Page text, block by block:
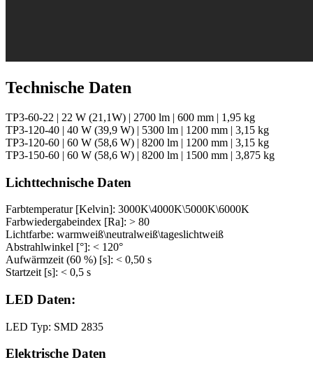
Technische Daten
TP3-60-22 | 22 W (21,1W) | 2700 lm | 600 mm | 1,95 kg
TP3-120-40 | 40 W (39,9 W) | 5300 lm | 1200 mm | 3,15 kg
TP3-120-60 | 60 W (58,6 W) | 8200 lm | 1200 mm | 3,15 kg
TP3-150-60 | 60 W (58,6 W) | 8200 lm | 1500 mm | 3,875 kg
Lichttechnische Daten
Farbtemperatur [Kelvin]: 3000K\4000K\5000K\6000K
Farbwiedergabeindex [Ra]: > 80
Lichtfarbe: warmweiß\neutralweiß\tageslichtweiß
Abstrahlwinkel [°]: < 120°
Aufwärmzeit (60 %) [s]: < 0,50 s
Startzeit [s]: < 0,5 s
LED Daten:
LED Typ: SMD 2835
Elektrische Daten